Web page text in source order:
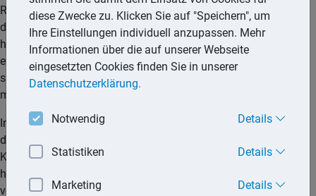
Rechtsänderung den Kommunen die Möglichkeit einräumen,
die Grundsteuer in besonders gelagerten Härtefällen mit
hohen individuellen Belastungen ganz oder teilweise zu
erlassen. Es gehe um eine bürokratiearme Lösung für
spezielle Einzelfälle, teilt das Landesamt für Steuern (LfSt)
mit.
Im Rahmen der Grundsteuerreform habe sich gezeigt, dass
das neue Flächen-Lage-Modell in einigen wenigen
Konstellationen zu unerwartet hohen Belastungen geführt
hat, die nicht gerechtfertigt erschienen. Mit der nun
vorgeschlagenen Rechtsänderung wolle die Regierung ein
diese Zwecke zu. Klicken Sie auf "Speichern", um
Ihre Einstellungen individuell anzupassen. Mehr
Informationen über die auf unserer Webseite
eingesetzten Cookies finden Sie in unserer
Datenschutzerklärung.
Notwendig Details
Statistiken Details
Marketing Details